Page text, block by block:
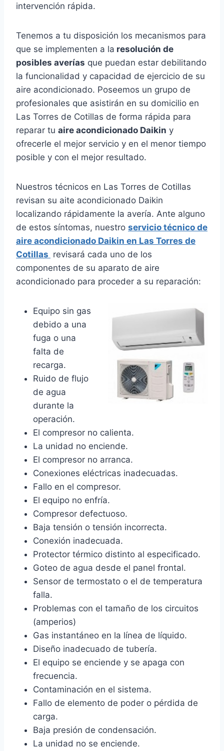
intervención rápida.
Tenemos a tu disposición los mecanismos para
que se implementen a la resolución de
posibles averías que puedan estar debilitando
la funcionalidad y capacidad de ejercicio de su
aire acondicionado. Poseemos un grupo de
profesionales que asistirán en su domicilio en
Las Torres de Cotillas de forma rápida para
reparar tu aire acondicionado Daikin y
ofrecerle el mejor servicio y en el menor tiempo
posible y con el mejor resultado.
Nuestros técnicos en Las Torres de Cotillas
revisan su aite acondicionado Daikin
localizando rápidamente la avería. Ante alguno
de estos síntomas, nuestro servicio técnico de
aire acondicionado Daikin en Las Torres de
Cotillas revisará cada uno de los
componentes de su aparato de aire
acondicionado para proceder a su reparación:
Equipo sin gas
debido a una
fuga o una
falta de
recarga.
Ruido de flujo
de agua
durante la
operación.
El compresor no calienta.
La unidad no enciende.
El compresor no arranca.
Conexiones eléctricas inadecuadas.
Fallo en el compresor.
El equipo no enfría.
Compresor defectuoso.
Baja tensión o tensión incorrecta.
Conexión inadecuada.
Protector térmico distinto al especificado.
Goteo de agua desde el panel frontal.
Sensor de termostato o el de temperatura
falla.
Problemas con el tamaño de los circuitos
(amperios)
Gas instantáneo en la línea de líquido.
Diseño inadecuado de tubería.
El equipo se enciende y se apaga con
frecuencia.
Contaminación en el sistema.
Fallo de elemento de poder o pérdida de
carga.
Baja presión de condensación.
La unidad no se enciende.